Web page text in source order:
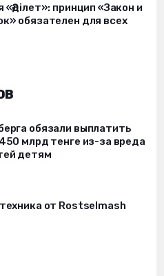
«Әділет»: принцип «Закон и
обязателен для всех
обязали выплатить
млрд тенге из-за вреда
детям
от Rostselmash